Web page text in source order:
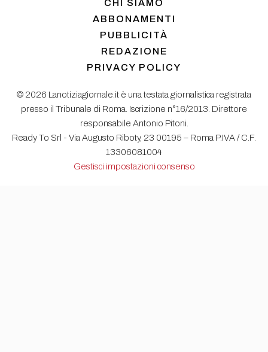
CHI SIAMO
ABBONAMENTI
PUBBLICITÀ
REDAZIONE
PRIVACY POLICY
© 2026 Lanotiziagiornale.it è una testata giornalistica registrata
presso il Tribunale di Roma. Iscrizione n°16/2013. Direttore
responsabile Antonio Pitoni.
Ready To Srl - Via Augusto Riboty, 23 00195 – Roma P.IVA / C.F.
13306081004
Gestisci impostazioni consenso